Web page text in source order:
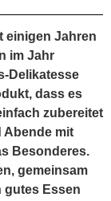
einigen Jahren
im Jahr
Delikatesse
dass es
zubereitet
Abende mit
Besonderes.
gemeinsam
gutes Essen